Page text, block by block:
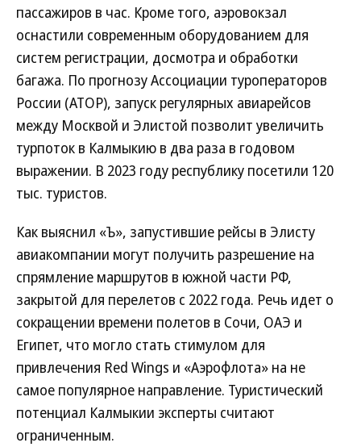
пассажиров в час. Кроме того, аэровокзал
оснастили современным оборудованием для
систем регистрации, досмотра и обработки
багажа. По прогнозу Ассоциации туроператоров
России (АТОР), запуск регулярных авиарейсов
между Москвой и Элистой позволит увеличить
турпоток в Калмыкию в два раза в годовом
выражении. В 2023 году республику посетили 120
тыс. туристов.
Как выяснил «Ъ», запустившие рейсы в Элисту
авиакомпании могут получить разрешение на
спрямление маршрутов в южной части РФ,
закрытой для перелетов с 2022 года. Речь идет о
сокращении времени полетов в Сочи, ОАЭ и
Египет, что могло стать стимулом для
привлечения Red Wings и «Аэрофлота» на не
самое популярное направление. Туристический
потенциал Калмыкии эксперты считают
ограниченным.